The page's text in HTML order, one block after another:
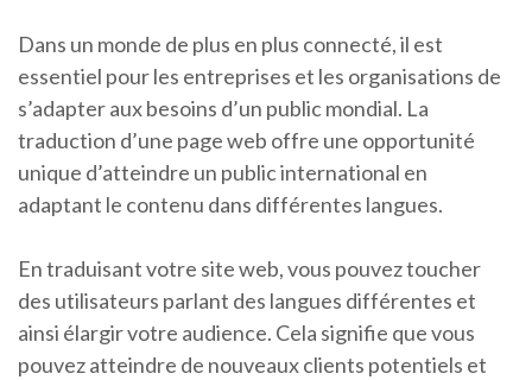
Dans un monde de plus en plus connecté, il est
essentiel pour les entreprises et les organisations de
s’adapter aux besoins d’un public mondial. La
traduction d’une page web offre une opportunité
unique d’atteindre un public international en
adaptant le contenu dans différentes langues.
En traduisant votre site web, vous pouvez toucher
des utilisateurs parlant des langues différentes et
ainsi élargir votre audience. Cela signifie que vous
pouvez atteindre de nouveaux clients potentiels et